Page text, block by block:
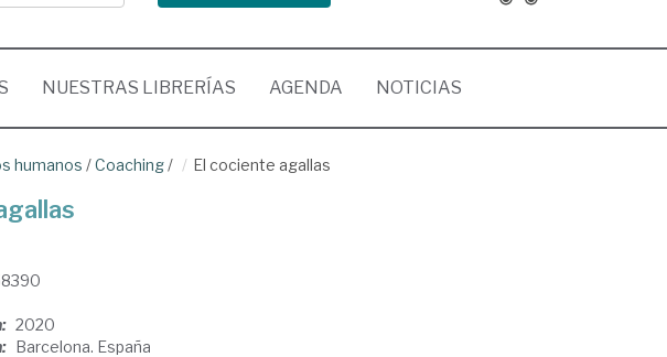
NUESTRAS LIBRERÍAS AGENDA NOTICIAS
humanos /Coaching/ El cociente agallas
2020
Barcelona. España